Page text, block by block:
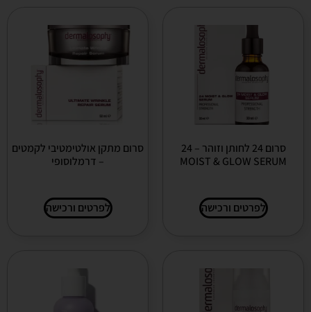
סרום 24 לחותן וזוהר – 24
MOIST & GLOW SERUM
לפרטים ורכישה
סרום מתקן אולטימטיבי לקמטים
– דרמלוסופי
לפרטים ורכישה